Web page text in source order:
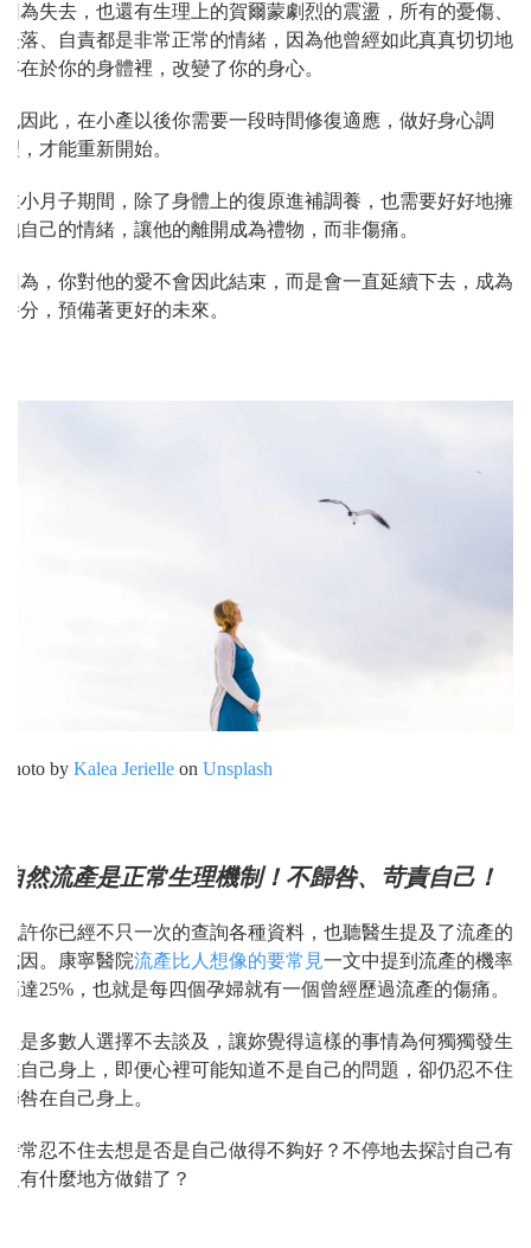
因為失去，也還有生理上的賀爾蒙劇烈的震盪，所有的憂傷、
失落、自責都是非常正常的情緒，因為他曾經如此真真切切地
存在於你的身體裡，改變了你的身心。
也因此，在小產以後你需要一段時間修復適應，做好身心調
理，才能重新開始。
在小月子期間，除了身體上的復原進補調養，也需要好好地擁
抱自己的情緒，讓他的離開成為禮物，而非傷痛。
因為，你對他的愛不會因此結束，而是會一直延續下去，成為
養分，預備著更好的未來。
Photo byKalea Jerielle onUnsplash
自然流產是正常生理機制！不歸咎、苛責自己！
也許你已經不只一次的查詢各種資料，也聽醫生提及了流產的
成因。康寧醫院流產比人想像的要常見一文中提到流產的機率
高達25%，也就是每四個孕婦就有一個曾經歷過流產的傷痛。
只是多數人選擇不去談及，讓妳覺得這樣的事情為何獨獨發生
在自己身上，即便心裡可能知道不是自己的問題，卻仍忍不住
歸咎在自己身上。
時常忍不住去想是否是自己做得不夠好？不停地去探討自己有
沒有什麼地方做錯了？